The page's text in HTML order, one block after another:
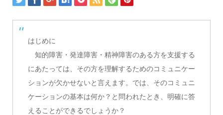
はじめに
知的障害・発達障害・精神障害のある方を支援する
にあたっては、その方を理解するためのコミュニケー
ションが欠かせないと言えます。では、そのコミュニ
ケーションの基本は何か？と問われたとき、明確に答
えることができるでしょうか？